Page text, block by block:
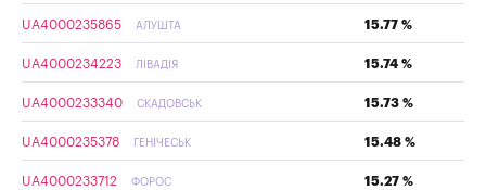
UA4000235865 АЛУШТА 15.77 %
UA4000234223 ЛІВАДІЯ 15.74 %
UA4000233340 СКАДОВСЬК 15.73 %
UA4000235378 ГЕНІЧЕСЬК 15.48 %
UA4000233712 ФОРОС 15.27 %